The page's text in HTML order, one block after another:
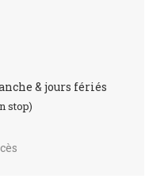
& jours fériés
stop)